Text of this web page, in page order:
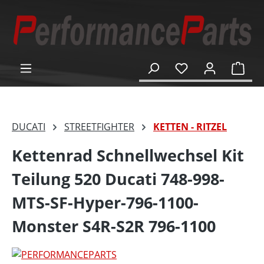
springen
DUCATI STREETFIGHTER KETTEN - RITZEL
Kettenrad Schnellwechsel Kit
Teilung 520 Ducati 748-998-
MTS-SF-Hyper-796-1100-
Monster S4R-S2R 796-1100